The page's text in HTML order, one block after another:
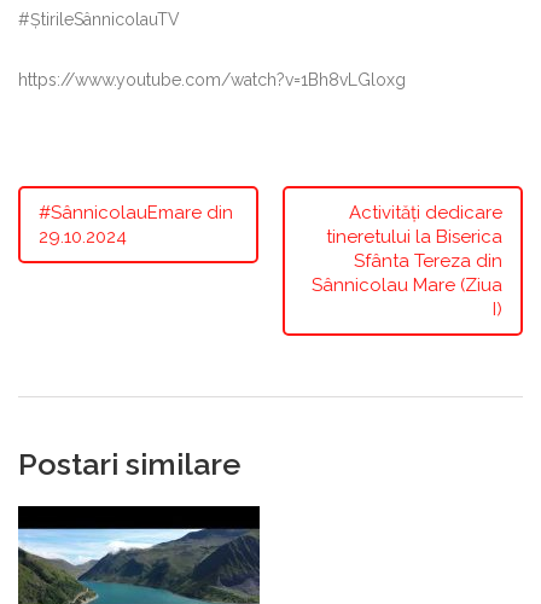
#ȘtirileSânnicolauTV
https://www.youtube.com/watch?v=1Bh8vLGloxg
#SânnicolauEmare din
29.10.2024
Activități dedicare
tineretului la Biserica
Sfânta Tereza din
Sânnicolau Mare (Ziua
I)
Postari similare